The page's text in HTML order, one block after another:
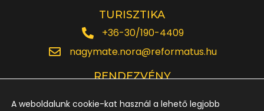
TURISZTIKA
+36-30/190-4409
nagymate.nora@reformatus.hu
RENDEZVÉNY
A weboldalunk cookie-kat használ a lehető legjobb